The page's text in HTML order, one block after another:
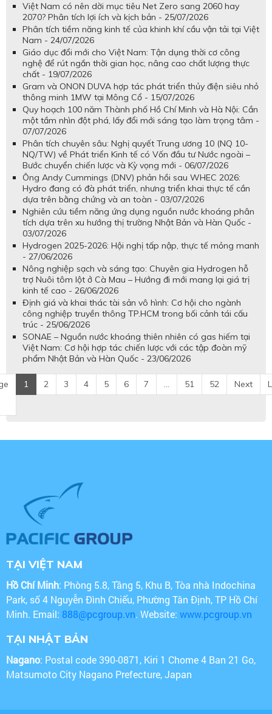
Việt Nam có nên dời mục tiêu Net Zero sang 2060 hay
2070? Phân tích lợi ích và kịch bản - 25/07/2026
Phân tích tiềm năng kinh tế của khinh khí cầu vận tải tại Việt
Nam - 24/07/2026
Giáo dục đổi mới cho Việt Nam: Tận dụng thời cơ công
nghệ để rút ngắn thời gian học, nâng cao chất lượng thực
chất - 19/07/2026
Gram và ONON DUVA hợp tác phát triển thủy điện siêu nhỏ
thông minh 1MW tại Mông Cổ - 15/07/2026
Quy hoạch 100 năm Thành phố Hồ Chí Minh và Hà Nội: Cần
một tầm nhìn đột phá, lấy đổi mới sáng tạo làm trọng tâm -
07/07/2026
Phân tích chuyên sâu: Nghị quyết Trung ương 10 (NQ 10-
NQ/TW) về Phát triển Kinh tế có Vốn đầu tư Nước ngoài –
Bước chuyển chiến lược và Kỳ vọng mới - 06/07/2026
Ông Andy Cummings (DNV) phản hồi sau WHEC 2026:
Hydro đang có đà phát triển, nhưng triển khai thực tế cần
dựa trên bằng chứng và an toàn - 03/07/2026
Nghiên cứu tiềm năng ứng dụng nguồn nước khoáng phân
tích dựa trên xu hướng thị trường Nhật Bản và Hàn Quốc -
03/07/2026
Hydrogen 2025-2026: Hội nghị tấp nập, thực tế mỏng manh
- 27/06/2026
Nông nghiệp sạch và sáng tạo: Chuyên gia Hydrogen hỗ
trợ Nuôi tôm lột ở Cà Mau – Hướng đi mới mang lại giá trị
kinh tế cao - 26/06/2026
Định giá và khai thác tài sản vô hình: Cơ hội cho ngành
công nghiệp truyền thông TP.HCM trong bối cảnh tái cấu
trúc - 25/06/2026
SONAE – Nguồn nước khoáng thiên nhiên có gas hiếm tại
Việt Nam: Cơ hội hợp tác chiến lược với các tập đoàn mỹ
phẩm Nhật Bản và Hàn Quốc - 23/06/2026
1 2 3 4 5 6 7 ... 51 52 Next
TẠI VIỆT NAM
Hồ Chí Minh: Phòng 5.8, Tầng 5, Khu B, Tòa nhà Indochina
Park, số 4 Nguyễn Đình Chiểu, Phường Tân Định, TP Hồ Chí
Minh. Email: 888@pcgroup.vn. Website: www.pcgroup.vn
TẠI NHẬT BẢN
Nagano: Postal code 390-0871, Kiri 1 Chome 4 Ban 21 Go,
Matsumoto City Nagano Prefecture, Japan